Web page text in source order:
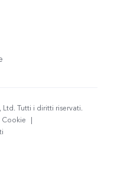
Tutti i diritti riservati.
Cookie
|